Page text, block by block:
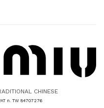
n. TW 84707276
CHINESE